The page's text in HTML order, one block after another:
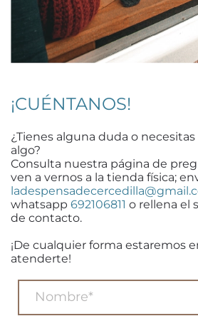
¡CUÉNTANOS!
¿Tienes alguna duda o
algo?
Consulta nuestra página de
ven a vernos a la tienda física;
whatsapp 692106811 o rellena el
de contacto.
¡De cualquier forma estaremos
atenderte!